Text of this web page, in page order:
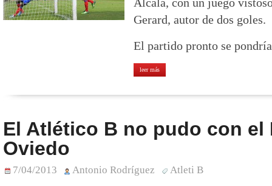
Gerard, autor de dos goles.
El partido pronto se
leer más
El Atlético B no pudo con el
Oviedo
7/04/2013 Antonio Rodríguez Atleti B